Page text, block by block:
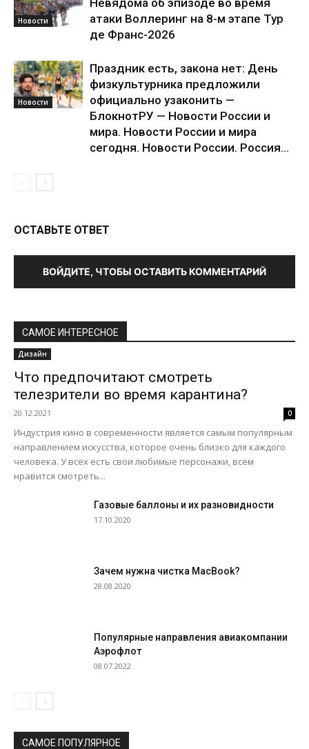
Новости
Невядома об эпизоде во время
атаки Воллеринг на 8-м этапе Тур
де Франс-2026
Новости
Праздник есть, закона нет: День
физкультурника предложили
официально узаконить —
БлокнотРУ — Новости России и
мира. Новости России и мира
сегодня. Новости России. Россия...
ОСТАВЬТЕ ОТВЕТ
ВОЙДИТЕ, ЧТОБЫ ОСТАВИТЬ КОММЕНТАРИЙ
САМОЕ ИНТЕРЕСНОЕ
Дизайн
Что предпочитают смотреть
телезрители во время карантина?
20.12.2021 0
Индустрия кино в современности является самым популярным
направлением искусства, которое очень близко для каждого
человека. У всех есть свои любимые персонажи, всем
нравится смотреть...
Газовые баллоны и их разновидности
17.10.2020
Зачем нужна чистка MacBook?
28.08.2020
Популярные направления авиакомпании
Аэрофлот
08.07.2022
САМОЕ ПОПУЛЯРНОЕ